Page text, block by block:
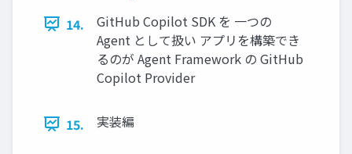
14.
GitHub Copilot SDK を 一つの
Agent として扱い アプリを構築でき
るのが Agent Framework の GitHub
Copilot Provider
15. 実装編